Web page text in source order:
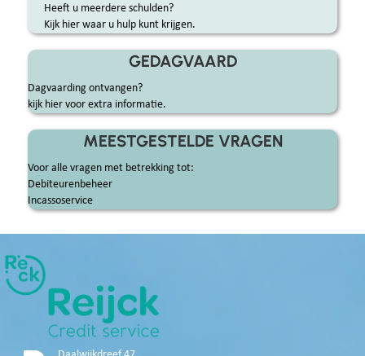
Heeft u meerdere schulden?
Kijk hier waar u hulp kunt krijgen.
GEDAGVAARD
Dagvaarding ontvangen?
kijk hier voor extra informatie.
MEESTGESTELDE VRAGEN
Voor alle vragen met betrekking tot:
Debiteurenbeheer
Incassoservice